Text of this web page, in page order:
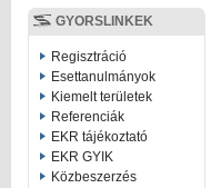
GYORSLINKEK
Regisztráció
Esettanulmányok
Kiemelt területek
Referenciák
EKR tájékoztató
EKR GYIK
Közbeszerzés